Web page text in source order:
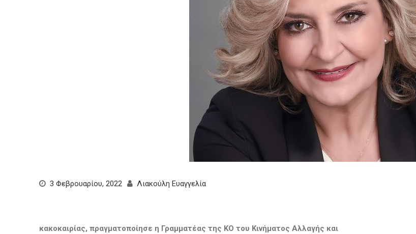
3 Φεβρουαρίου, 2022 Λιακούλη Ευαγγελία
κακοκαιρίας, πραγματοποίησε η Γραμματέας της ΚΟ του Κινήματος Αλλαγής και